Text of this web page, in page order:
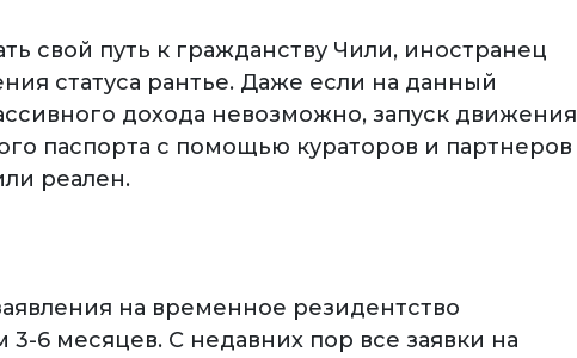
свой путь к гражданству Чили, иностранец
статуса рантье. Даже если на данный
дохода невозможно, запуск движения
паспорта с помощью кураторов и партнеров
реален.
на временное резидентство
3-6 месяцев. С недавних пор все заявки на